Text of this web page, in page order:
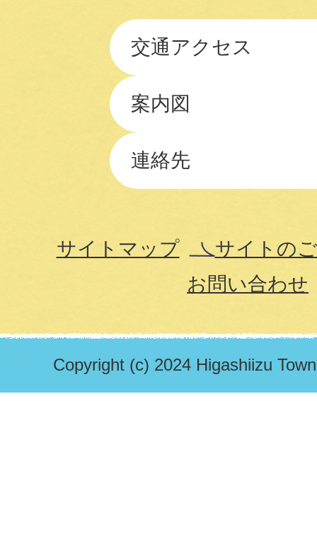
交通アクセス
案内図
連絡先
サイトマップ
サイトの
お問い合わせ
Copyright (c) 2024 Higashiizu